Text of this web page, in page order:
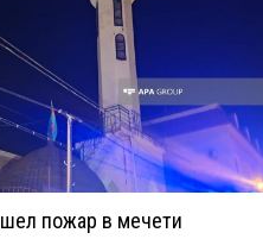
пожар в мечети